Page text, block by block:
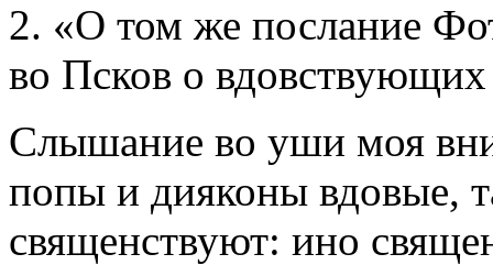
2. «О том же послание
во Псков о
Слышание во уши моя
попы и дияконы вдовые,
священствуют: ино